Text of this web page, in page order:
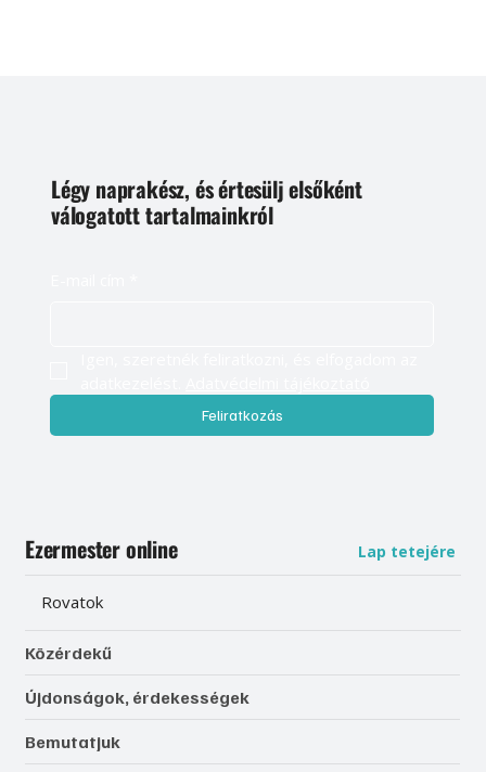
Légy naprakész, és értesülj elsőként
válogatott tartalmainkról
Feliratkozás
Ezermester online Lap tetejére
Rovatok
Közérdekű
Újdonságok, érdekességek
Bemutatjuk